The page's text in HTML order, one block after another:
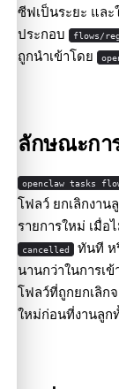
ซีฟเป็นระยะ แล
ประกอบ
flows/
ถูกนำเข้าโดย
ลักษณะกา
openclaw tasks
โฟลว์ ยกเลิกงาน
รายการใหม่ เมื่
cancelled ทันที ห
นานกว่าในการเ
โฟลว์ที่ถูกยกเลิก
ใหม่ก่อนที่งานลูก